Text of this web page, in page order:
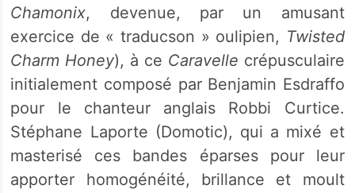
Chamonix, devenue, par un amusant
exercice de « traducson » oulipien, Twisted
Charm Honey), à ce Caravelle crépusculaire
initialement composé par Benjamin Esdraffo
pour le chanteur anglais Robbi Curtice.
Stéphane Laporte (Domotic), qui a mixé et
masterisé ces bandes éparses pour leur
apporter homogénéité, brillance et moult